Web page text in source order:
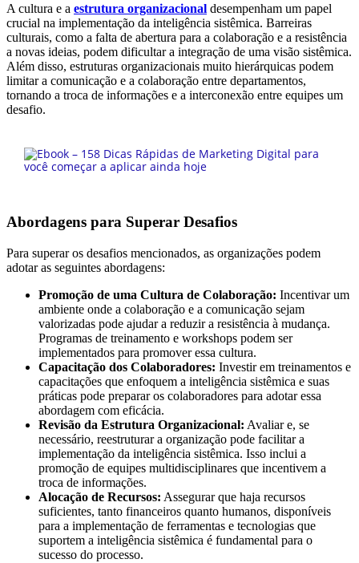
A cultura e a estrutura organizacional desempenham um papel
crucial na implementação da inteligência sistêmica. Barreiras
culturais, como a falta de abertura para a colaboração e a resistência
a novas ideias, podem dificultar a integração de uma visão sistêmica.
Além disso, estruturas organizacionais muito hierárquicas podem
limitar a comunicação e a colaboração entre departamentos,
tornando a troca de informações e a interconexão entre equipes um
desafio.
Abordagens para Superar Desafios
Para superar os desafios mencionados, as organizações podem
adotar as seguintes abordagens:
Promoção de uma Cultura de Colaboração: Incentivar um
ambiente onde a colaboração e a comunicação sejam
valorizadas pode ajudar a reduzir a resistência à mudança.
Programas de treinamento e workshops podem ser
implementados para promover essa cultura.
Capacitação dos Colaboradores: Investir em treinamentos e
capacitações que enfoquem a inteligência sistêmica e suas
práticas pode preparar os colaboradores para adotar essa
abordagem com eficácia.
Revisão da Estrutura Organizacional: Avaliar e, se
necessário, reestruturar a organização pode facilitar a
implementação da inteligência sistêmica. Isso inclui a
promoção de equipes multidisciplinares que incentivem a
troca de informações.
Alocação de Recursos: Assegurar que haja recursos
suficientes, tanto financeiros quanto humanos, disponíveis
para a implementação de ferramentas e tecnologias que
suportem a inteligência sistêmica é fundamental para o
sucesso do processo.